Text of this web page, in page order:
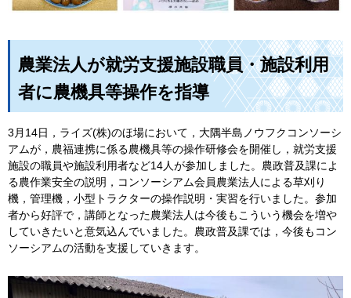
農業法人が就労支援施設職員・施設利用
者に農機具等操作を指導
3月14日，ライズ(株)のほ場において，大隅半島ノウフクコンソーシ
アムが，農福連携に係る農機具等の操作研修会を開催し，就労支援
施設の職員や施設利用者など14人が参加しました。農政普及課によ
る農作業安全の説明，コンソーシアム会員農業法人による草刈り
機，管理機，小型トラクターの操作説明・実習を行いました。参加
者から好評で，講師となった農業法人は今後もこういう機会を増や
していきたいと意気込んでいました。農政普及課では，今後もコン
ソーシアムの活動を支援していきます。